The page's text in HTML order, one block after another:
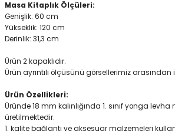
Masa Kitaplık Ölçüleri:
Genişlik: 60 cm
Yükseklik: 120 cm
Derinlik: 31,3 cm
Ürün 2 kapaklıdır.
Ürün ayrıntılı ölçüsünü görsellerimiz arasından
Ürün Özellikleri:
Üründe 18 mm kalınlığında 1. sınıf yonga
üretilmektedir.
1. kalite bağlantı ve aksesuar malzemeleri